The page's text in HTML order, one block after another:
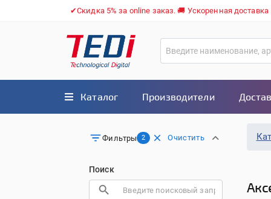
✔Скидка 5% за online заказ. 🚚 Ускоренная
Каталог Производители
Фильтры 2 Очистить
Поиск